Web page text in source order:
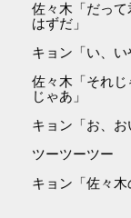
佐々木「だっ
はずだ」
キョン「い、い
佐々木「それ
じゃあ」
キョン「お、お
ツーツーツー
キョン「佐々木